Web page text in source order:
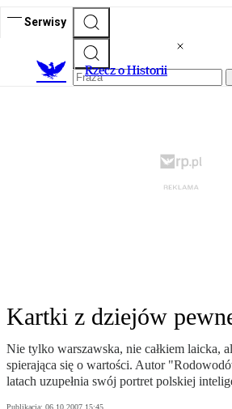
Serwisy
Rzecz o Historii
Kartki z dziejów
Nie tylko warszawska, nie całkiem laicka,
spierająca się o wartości. Autor
latach uzupełnia swój portret polskiej
Publikacja: 06.10.2007 15:45